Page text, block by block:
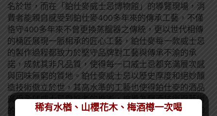
名於世，而在「鉑仕麥威士忌博物館」的導覽現場，消
費者能親自感受到鉑仕麥400多年來的傳承工藝，不僅
恪守400多年來不曾更換蒸餾器之傳統，更以世代相傳
的桶匠展現一脈相承的匠心工藝，鉑仕麥每一款威士忌
的製作過程都致力於堅守品牌對工藝與傳承不渝的承
諾，成就其非凡品質，使得每一口威士忌都充滿層次感
與回味無窮的質地。鉑仕麥威士忌以歷史厚度和絕妙釀
造技術傲立於世，其高水準的工藝也使得鉑仕麥的酒品
廣受全球威士忌愛好者的推崇，被譽為釀酒技術與藝術
的巔峰之作，每一滴威士忌背後都蘊含著豐富的時光印
稀有水楢、山櫻花木、梅酒樽一次喝